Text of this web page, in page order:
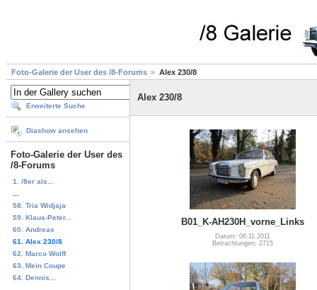
Foto-Galerie der User des /8-Forums Alex 230/8
Erweiterte Suche
Diashow ansehen
Foto-Galerie der User des
/8-Forums
1. /8er als...
58. Tria Widjaja
59. Klaus-Peter...
60. Andreas
61. Alex 230/8
62. Marco Wolff
63. Mein Coupe
64. Dennis...
Alex 230/8
B01_K-AH230H_vorne_Links
Datum: 06.11.2011
Betrachtungen: 2715